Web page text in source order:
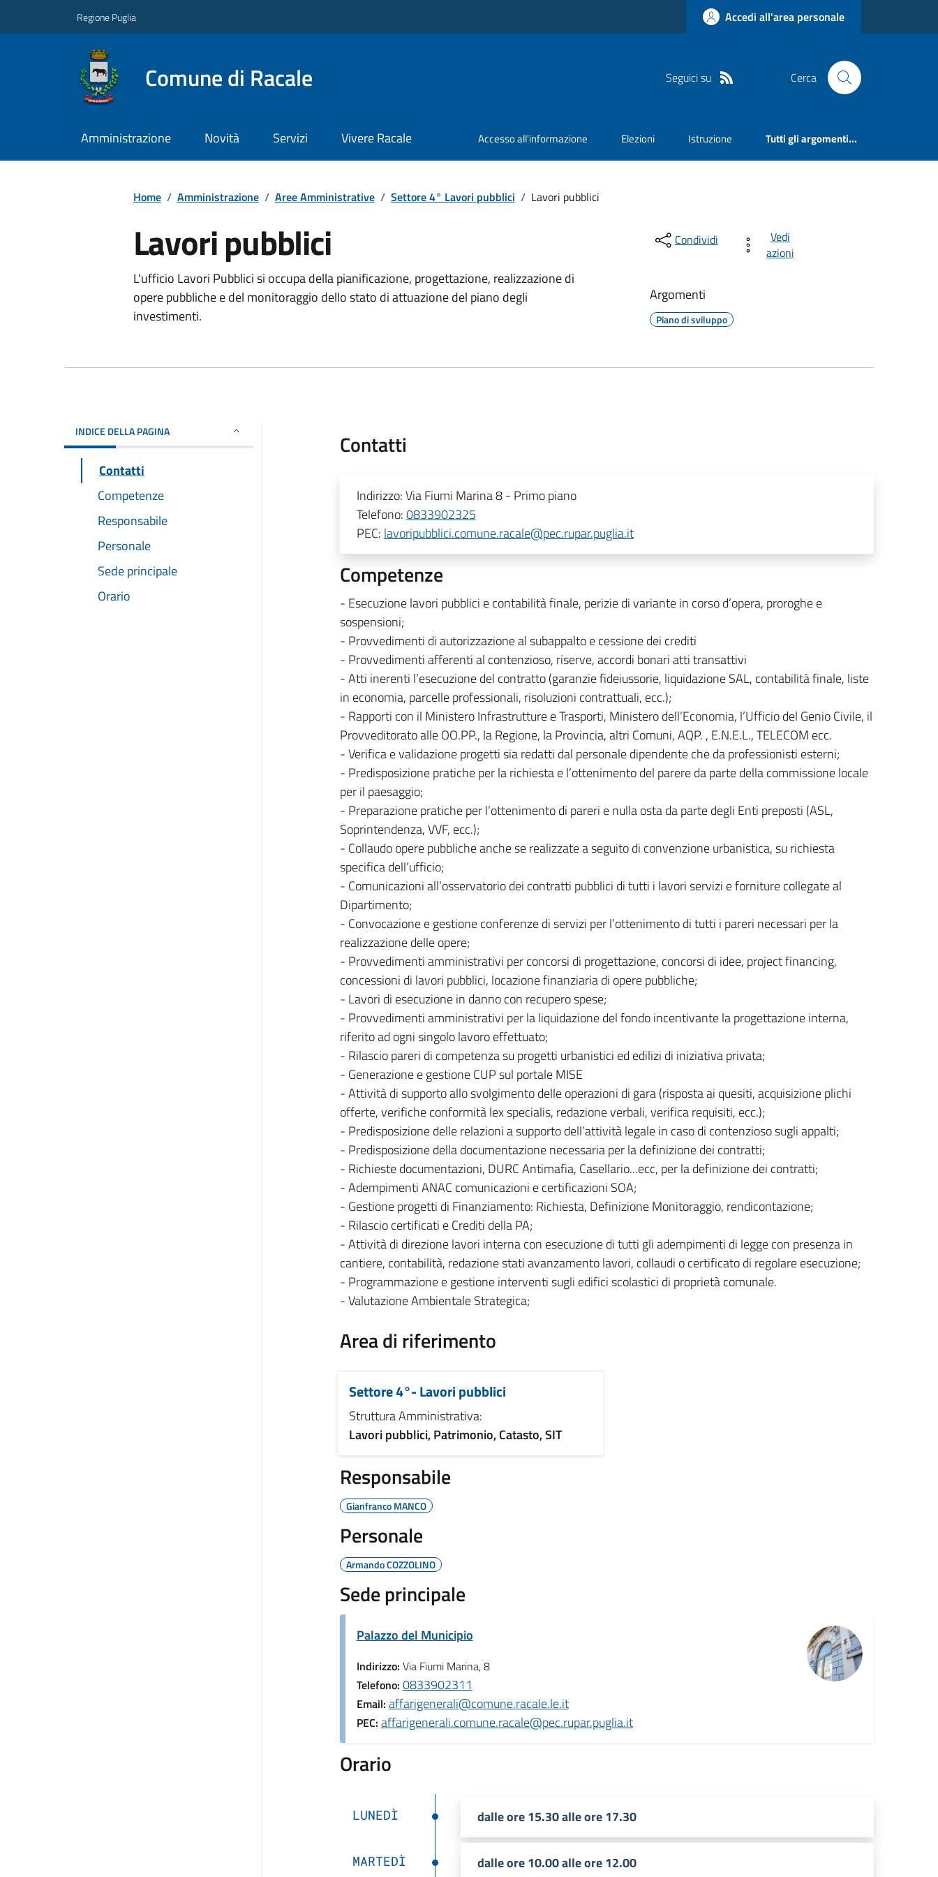
Regione Puglia Accedi all'area personale
Comune di Racale Seguici su Cerca
Amministrazione Novità Servizi Vivere Racale Accesso all'informazione Elezioni Istruzione Tutti gli argomenti...
Home / Amministrazione / Aree Amministrative / Settore 4° Lavori pubblici / Lavori pubblici
Lavori pubblici
L'ufficio Lavori Pubblici si occupa della pianificazione, progettazione, realizzazione di
opere pubbliche e del monitoraggio dello stato di attuazione del piano degli
investimenti.
Condividi
Vedi
azioni
Argomenti
Piano di sviluppo
INDICE DELLA PAGINA
Contatti
Competenze
Responsabile
Personale
Sede principale
Orario
Contatti
Indirizzo:Via Fiumi Marina 8 - Primo piano
Telefono:0833902325
PEC: lavoripubblici.comune.racale@pec.rupar.puglia.it
Competenze
- Esecuzione lavori pubblici e contabilità finale, perizie di variante in corso d’opera, proroghe e
sospensioni;
- Provvedimenti di autorizzazione al subappalto e cessione dei crediti
- Provvedimenti afferenti al contenzioso, riserve, accordi bonari atti transattivi
- Atti inerenti l’esecuzione del contratto (garanzie fideiussorie, liquidazione SAL, contabilità finale, liste
in economia, parcelle professionali, risoluzioni contrattuali, ecc.);
- Rapporti con il Ministero Infrastrutture e Trasporti, Ministero dell’Economia, l’Ufficio del Genio Civile, il
Provveditorato alle OO.PP., la Regione, la Provincia, altri Comuni, AQP. , E.N.E.L., TELECOM ecc.
- Verifica e validazione progetti sia redatti dal personale dipendente che da professionisti esterni;
- Predisposizione pratiche per la richiesta e l’ottenimento del parere da parte della commissione locale
per il paesaggio;
- Preparazione pratiche per l’ottenimento di pareri e nulla osta da parte degli Enti preposti (ASL,
Soprintendenza, VVF, ecc.);
- Collaudo opere pubbliche anche se realizzate a seguito di convenzione urbanistica, su richiesta
specifica dell’ufficio;
- Comunicazioni all’osservatorio dei contratti pubblici di tutti i lavori servizi e forniture collegate al
Dipartimento;
- Convocazione e gestione conferenze di servizi per l’ottenimento di tutti i pareri necessari per la
realizzazione delle opere;
- Provvedimenti amministrativi per concorsi di progettazione, concorsi di idee, project financing,
concessioni di lavori pubblici, locazione finanziaria di opere pubbliche;
- Lavori di esecuzione in danno con recupero spese;
- Provvedimenti amministrativi per la liquidazione del fondo incentivante la progettazione interna,
riferito ad ogni singolo lavoro effettuato;
- Rilascio pareri di competenza su progetti urbanistici ed edilizi di iniziativa privata;
- Generazione e gestione CUP sul portale MISE
- Attività di supporto allo svolgimento delle operazioni di gara (risposta ai quesiti, acquisizione plichi
offerte, verifiche conformità lex specialis, redazione verbali, verifica requisiti, ecc.);
- Predisposizione delle relazioni a supporto dell’attività legale in caso di contenzioso sugli appalti;
- Predisposizione della documentazione necessaria per la definizione dei contratti;
- Richieste documentazioni, DURC Antimafia, Casellario...ecc, per la definizione dei contratti;
- Adempimenti ANAC comunicazioni e certificazioni SOA;
- Gestione progetti di Finanziamento: Richiesta, Definizione Monitoraggio, rendicontazione;
- Rilascio certificati e Crediti della PA;
- Attività di direzione lavori interna con esecuzione di tutti gli adempimenti di legge con presenza in
cantiere, contabilità, redazione stati avanzamento lavori, collaudi o certificato di regolare esecuzione;
- Programmazione e gestione interventi sugli edifici scolastici di proprietà comunale.
- Valutazione Ambientale Strategica;
Area di riferimento
Settore 4°- Lavori pubblici
Struttura Amministrativa:
Lavori pubblici, Patrimonio, Catasto, SIT
Responsabile
Gianfranco MANCO
Personale
Armando COZZOLINO
Sede principale
Palazzo del Municipio
Indirizzo: Via Fiumi Marina, 8
Telefono: 0833902311
Email: affarigenerali@comune.racale.le.it
PEC: affarigenerali.comune.racale@pec.rupar.puglia.it
Orario
LUNEDÌ dalle ore 15.30 alle ore 17.30
MARTEDÌ dalle ore 10.00 alle ore 12.00